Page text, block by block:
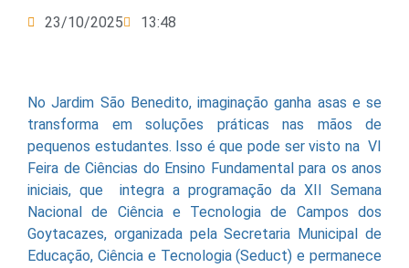
23/10/2025 13:48
No Jardim São Benedito, imaginação ganha asas e se
transforma em soluções práticas nas mãos de
pequenos estudantes. Isso é que pode ser visto na VI
Feira de Ciências do Ensino Fundamental para os anos
iniciais, que integra a programação da XII Semana
Nacional de Ciência e Tecnologia de Campos dos
Goytacazes, organizada pela Secretaria Municipal de
Educação, Ciência e Tecnologia (Seduct) e permanece